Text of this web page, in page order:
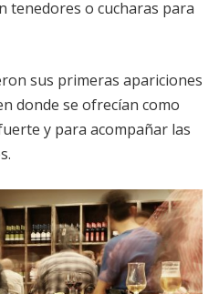
tenedores o cucharas para
sus primeras apariciones
donde se ofrecían como
y para acompañar las